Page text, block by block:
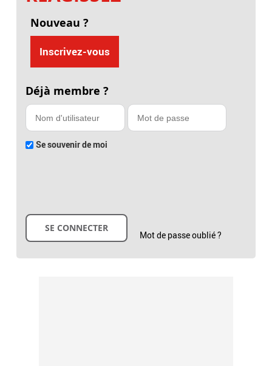
Nouveau ?
Inscrivez-vous
Déjà membre ?
Se souvenir de moi
Mot de passe oublié ?